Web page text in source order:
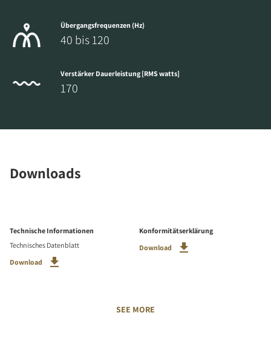
Übergangsfrequenzen (Hz)
40 bis 120
Verstärker Dauerleistung [RMS watts]
170
Downloads
Technische Informationen
Technisches Datenblatt
Download
Konformitätserklärung
Download
SEE MORE